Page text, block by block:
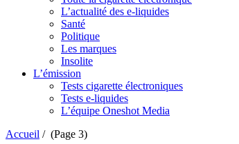
L’actualité des e-liquides
Santé
Politique
Les marques
Insolite
L’émission
Tests cigarette électroniques
Tests e-liquides
L’équipe Oneshot Media
Accueil / (Page 3)